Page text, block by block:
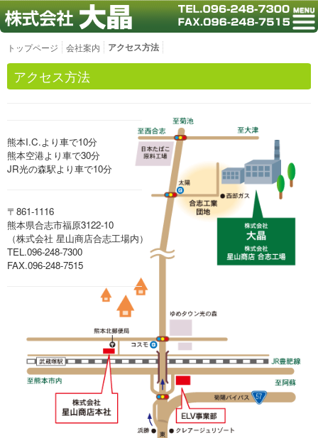
トップページ 会社案内 アクセス方法
アクセス方法
熊本I.C.より車で10分
熊本空港より車で30分
JR光の森駅より車で10分
〒861-1116
熊本県合志市福原3122-10
（株式会社 星山商店合志工場内）
TEL.096-248-7300
FAX.096-248-7515